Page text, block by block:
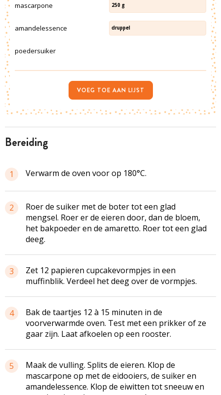
bereiding
1 Verwarm de oven voor op 180°C.
2
Roer de suiker met de boter tot een glad
mengsel. Roer er de eieren door, dan de bloem,
het bakpoeder en de amaretto. Roer tot een glad
deeg.
3 Zet 12 papieren cupcakevormpjes in een
muffinblik. Verdeel het deeg over de vormpjes.
4
Bak de taartjes 12 à 15 minuten in de
voorverwarmde oven. Test met een prikker of ze
gaar zijn. Laat afkoelen op een rooster.
5
Maak de vulling. Splits de eieren. Klop de
mascarpone op met de eidooiers, de suiker en
amandelessence. Klop de eiwitten tot sneeuw en
mascarpone 250 g
amandelessence druppel
poedersuiker
VOEG TOE AAN LIJST